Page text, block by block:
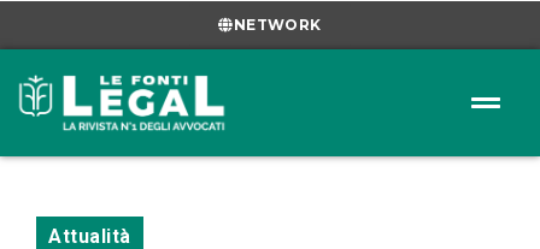
NETWORK
Attualità